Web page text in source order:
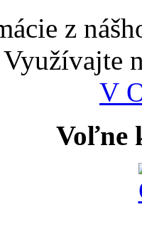
z
V
Voľne